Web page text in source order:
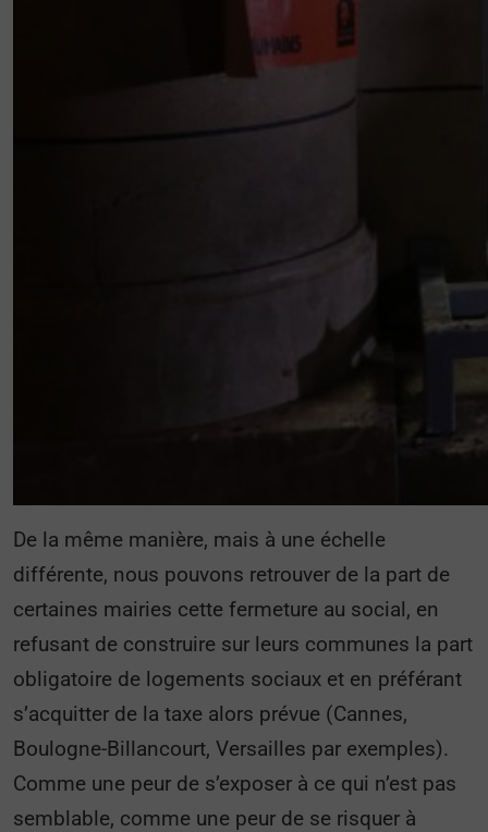
De la même manière, mais à une échelle
différente, nous pouvons retrouver de la part de
certaines mairies cette fermeture au social, en
refusant de construire sur leurs communes la part
obligatoire de logements sociaux et en préférant
s’acquitter de la taxe alors prévue (Cannes,
Boulogne-Billancourt, Versailles par exemples).
Comme une peur de s’exposer à ce qui n’est pas
semblable, comme une peur de se risquer à